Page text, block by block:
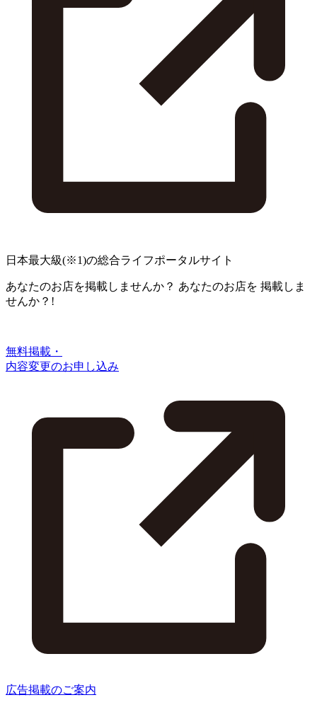
日本最大級(※1)の総合ライフポータルサイト
あなたのお店を掲載しませんか？ あなたのお店を 掲載しま
せんか？!
無料掲載・
内容変更のお申し込み
広告掲載のご案内